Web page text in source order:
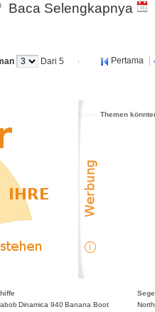
Baca Selengkapnya
Dari 5 Pertama
Diese Themen
Dinamica 940 Banana Boot